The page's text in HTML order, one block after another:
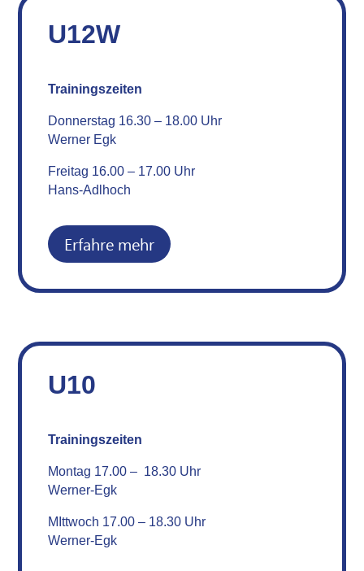
U12W
Trainingszeiten
Donnerstag 16.30 – 18.00 Uhr
Werner Egk
Freitag 16.00 – 17.00 Uhr
Hans-Adlhoch
Erfahre mehr
U10
Trainingszeiten
Montag 17.00 – 18.30 Uhr
Werner-Egk
MIttwoch 17.00 – 18.30 Uhr
Werner-Egk